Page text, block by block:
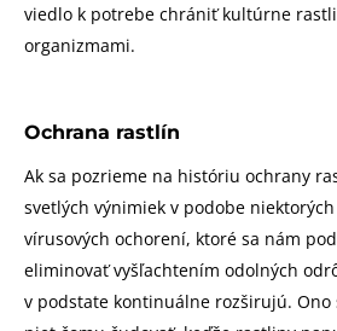
viedlo k potrebe chrániť kultúrne
organizmami.
Ochrana rastlín
Ak sa pozrieme na históriu ochrany
svetlých výnimiek v podobe
vírusových ochorení, ktoré sa nám
eliminovať vyšľachtením odolných
v podstate kontinuálne rozširujú. Ono